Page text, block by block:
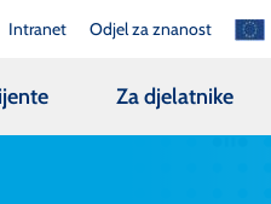
Intranet Odjel za znanost
Za djelatnike